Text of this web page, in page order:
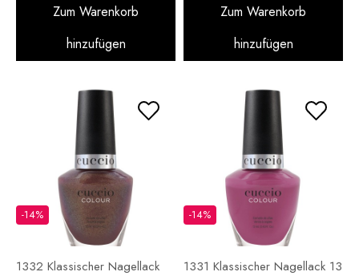
Zum Warenkorb
hinzufügen
Zum Warenkorb
hinzufügen
1332 Klassischer Nagellack
-14%
1331 Klassischer Nagellack 13
-14%